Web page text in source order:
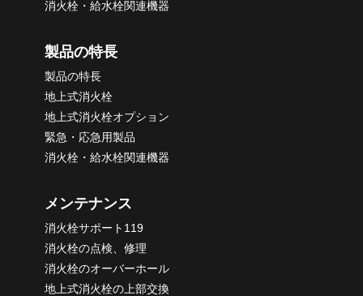
消火栓・給水栓関連機器
製品の特長
製品の特長
地上式消火栓
地上式消火栓オプション
緊急・応急用製品
消火栓・給水栓関連機器
メンテナンス
消火栓サポート119
消火栓の点検、修理
消火栓のオーバーホール
地上式消火栓の上部交換